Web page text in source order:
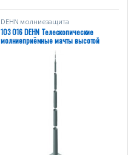
DEHN молниезащита
103 016 DEHN Телескопические
молниеприёмные мачты высотой